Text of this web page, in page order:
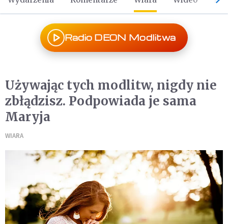
Radio DEON Modlitwa
Używając tych modlitw, nigdy nie
zbłądzisz. Podpowiada je sama
Maryja
WIARA